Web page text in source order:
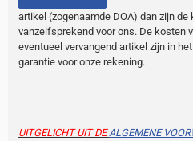
artikel (zogenaamde DOA) dan zijn
vanzelfsprekend voor ons. De kosten
eventueel vervangend artikel zijn in
garantie voor onze rekening.
UITGELICHT UIT DEALGEMENE